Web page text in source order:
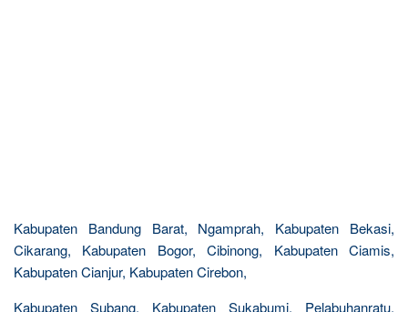
Kabupaten Bandung Barat, Ngamprah, Kabupaten Bekasi,
Cikarang, Kabupaten Bogor, Cibinong, Kabupaten Ciamis,
Kabupaten Cianjur, Kabupaten Cirebon,
Kabupaten Subang, Kabupaten Sukabumi, Pelabuhanratu,